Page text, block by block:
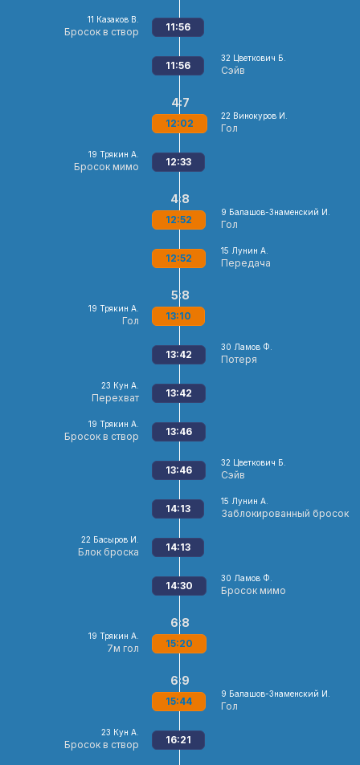
11 Казаков В.
Бросок в створ 11:56
32 Цветкович Б.
Сэйв
11:56
22 Винокуров И.
Гол
4:7
12:02
19 Трякин А.
Бросок мимо 12:33
9 Балашов-Знаменский И.
Гол
4:8
12:52
15 Лунин А.
Передача
12:52
19 Трякин А.
Гол
5:8
13:10
30 Ламов Ф.
Потеря
13:42
23 Кун А.
Перехват 13:42
19 Трякин А.
Бросок в створ 13:46
32 Цветкович Б.
Сэйв
13:46
15 Лунин А.
Заблокированный бросок
14:13
22 Басыров И.
Блок броска 14:13
30 Ламов Ф.
Бросок мимо
14:30
19 Трякин А.
7м гол
6:8
15:20
9 Балашов-Знаменский И.
Гол
6:9
15:44
23 Кун А.
Бросок в створ 16:21